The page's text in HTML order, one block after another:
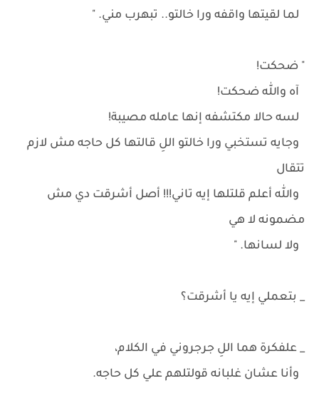
لما لقيتها واقفه ورا خالتو.. تبهرب مني. "
" ضحكت!
آه والله ضحكت!
لسه حالا مكتشفه إنها عامله مصيبة!
وجايه تستخبي ورا خالتو اللِ قالتها كل حاجه مش لازم
تتقال
والله أعلم قلتلها إيه تاني!!! أصل أشرقت دي مش
مضمونه لا هي
ولا لسانها. "
_ بتعملي إيه يا أشرقت؟
_ علفكرة هما اللِ جرجروني في الكلام،
وأنا عشان غلبانه قولتلهم علي كل حاجه.